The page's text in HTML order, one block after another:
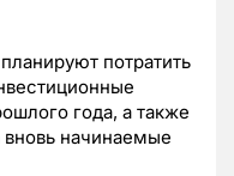
потратить
года, а также
начинаемые